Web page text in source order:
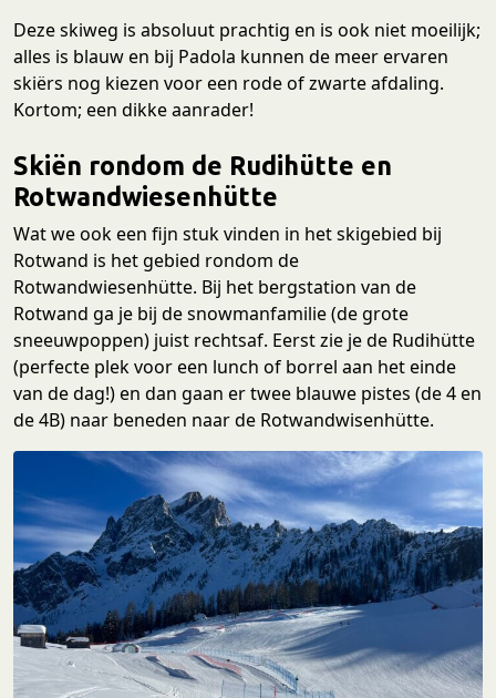
Deze skiweg is absoluut prachtig en is ook niet moeilijk;
alles is blauw en bij Padola kunnen de meer ervaren
skiërs nog kiezen voor een rode of zwarte afdaling.
Kortom; een dikke aanrader!
Skiën rondom de Rudihütte en
Rotwandwiesenhütte
Wat we ook een fijn stuk vinden in het skigebied bij
Rotwand is het gebied rondom de
Rotwandwiesenhütte. Bij het bergstation van de
Rotwand ga je bij de snowmanfamilie (de grote
sneeuwpoppen) juist rechtsaf. Eerst zie je de Rudihütte
(perfecte plek voor een lunch of borrel aan het einde
van de dag!) en dan gaan er twee blauwe pistes (de 4 en
de 4B) naar beneden naar de Rotwandwisenhütte.